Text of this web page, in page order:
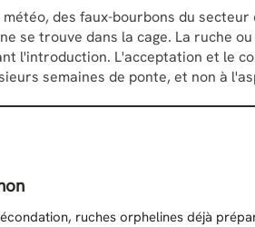
des faux-bourbons du
se trouve dans la cage. La ruche
l'introduction. L'acceptation et le
semaines de ponte, et non à
ruches orphelines déjà